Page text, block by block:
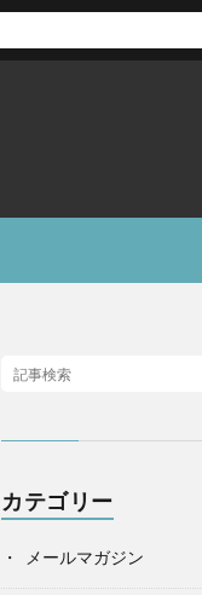
カテゴリー
メールマガジン